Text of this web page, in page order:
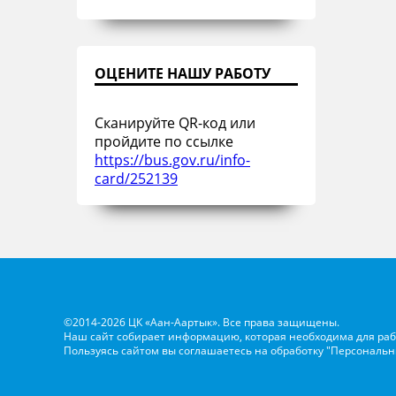
ОЦЕНИТЕ НАШУ РАБОТУ
Сканируйте QR-код или
пройдите по ссылке
https://bus.gov.ru/info-
card/252139
©2014-2026 ЦК «Аан-Аартык». Все права защищены.
Наш сайт собирает информацию, которая необходима для
Пользуясь сайтом вы соглашаетесь на обработку